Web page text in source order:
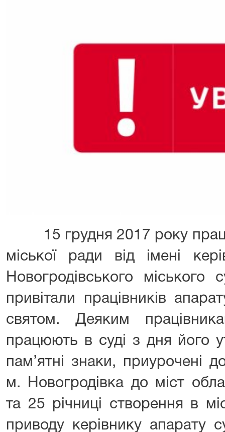
15 грудня 2017 року
міської ради від імені
Новогродівського міського
привітали працівників
святом. Деяким
працюють в суді з дня його
пам’ятні знаки, приурочені
м. Новогродівка до міст
та 25 річниці створення в
приводу керівнику апарату